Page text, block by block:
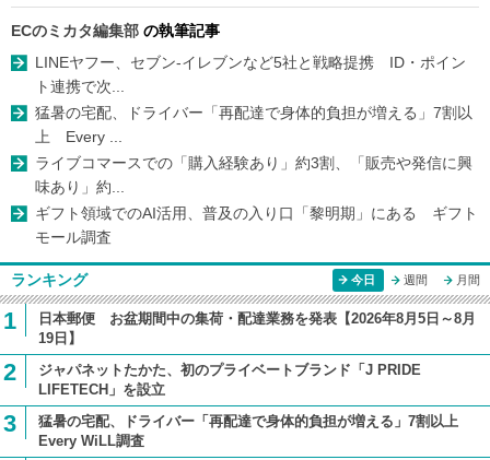
ECのミカタ編集部 の執筆記事
LINEヤフー、セブン-イレブンなど5社と戦略提携 ID・ポイン
ト連携で次...
猛暑の宅配、ドライバー「再配達で身体的負担が増える」7割以
上 Every ...
ライブコマースでの「購入経験あり」約3割、「販売や発信に興
味あり」約...
ギフト領域でのAI活用、普及の入り口「黎明期」にある ギフト
モール調査
ランキング 今日 週間 月間
1
日本郵便 お盆期間中の集荷・配達業務を発表【2026年8月5日～8月
19日】
2
ジャパネットたかた、初のプライベートブランド「J PRIDE
LIFETECH」を設立
3
猛暑の宅配、ドライバー「再配達で身体的負担が増える」7割以上
Every WiLL調査